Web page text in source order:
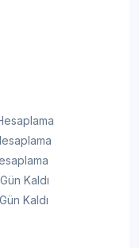
Kaldı
Kaldı